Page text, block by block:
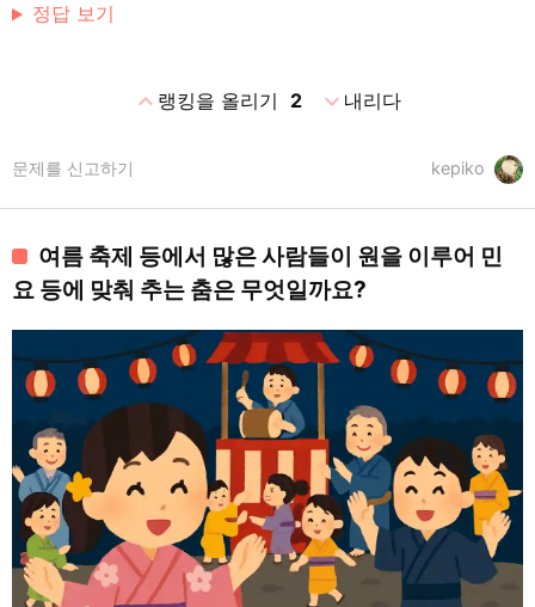
정답 보기
expand_less랭킹을 올리기 2 expand_more내리다
kepiko
문제를 신고하기
여름 축제 등에서 많은 사람들이 원을 이루어 민
요 등에 맞춰 추는 춤은 무엇일까요?